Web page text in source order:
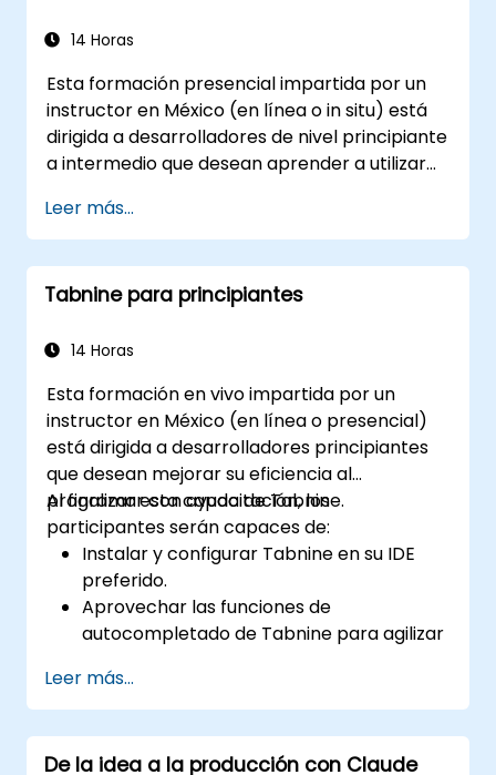
14 Horas
Esta formación presencial impartida por un
instructor en México (en línea o in situ) está
dirigida a desarrolladores de nivel principiante
a intermedio que desean aprender a utilizar
Copilot dentro de los flujos de trabajo de
desarrollo modernos.
Leer más...
Tabnine para principiantes
14 Horas
Esta formación en vivo impartida por un
instructor en México (en línea o presencial)
está dirigida a desarrolladores principiantes
que desean mejorar su eficiencia al
programar con ayuda de Tabnine.
Al finalizar esta capacitación, los
participantes serán capaces de:
Instalar y configurar Tabnine en su IDE
preferido.
Aprovechar las funciones de
autocompletado de Tabnine para agilizar
Personalizar la configuración de Tabnine
para obtener una asistencia óptima.
Comprender cómo la IA de Tabnine
aprende a partir de su código para
Leer más...
De la idea a la producción con Claude